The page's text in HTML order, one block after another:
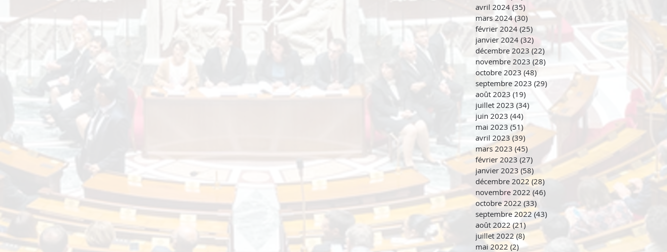
avril 2024 (35)
mars 2024 (30) 30 posts
février 2024 (25)
janvier 2024 (32)
décembre 2023 (22)
novembre 2023 (28)
octobre 2023 (48)
septembre 2023 (29)
août 2023 (19)
juillet 2023 (34)
juin 2023 (44)
mai 2023 (51) 51 posts
avril 2023 (39)
mars 2023 (45)
février 2023 (27) 27 posts
janvier 2023 (58)
décembre 2022 (28)28 posts
novembre 2022 (46)
octobre 2022 (33)
septembre 2022 (43) 43 posts
août 2022 (21) 21 posts
juillet 2022 (8)
mai 2022 (2) 2 posts